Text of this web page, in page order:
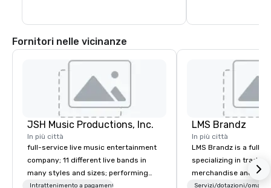
more.
Fornitori nelle vicinanze
JSH Music Productions, Inc.
In più città
full-service live music entertainment
company; 11 different live bands in
many styles and sizes; performing
since 2007
Intrattenimento a pagamento
LMS Brandz
In più città
LMS Brandz is a full-
specializing in trade
merchandise and
booth giveaways and
Servizi/dotazioni/omaggi